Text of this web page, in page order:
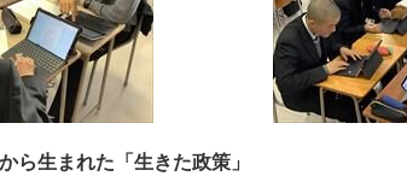
ら生まれた「生きた政策」